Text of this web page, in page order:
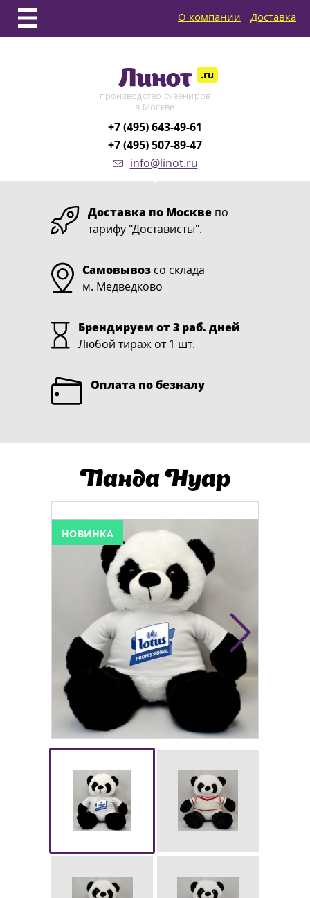
О компании Доставка
Линот .ru
производство сувениров
в Москве
+7 (495) 643-49-61
+7 (495) 507-89-47
info@linot.ru
Доставка по Москве по
тарифу "Достависты".
Самовывоз со склада
м. Медведково
Брендируем от 3 раб. дней
Любой тираж от 1 шт.
Оплата по безналу
Панда Нуар
НОВИНКА